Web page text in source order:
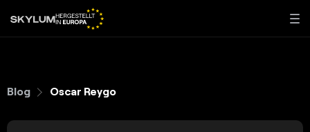
Blog Oscar Reygo